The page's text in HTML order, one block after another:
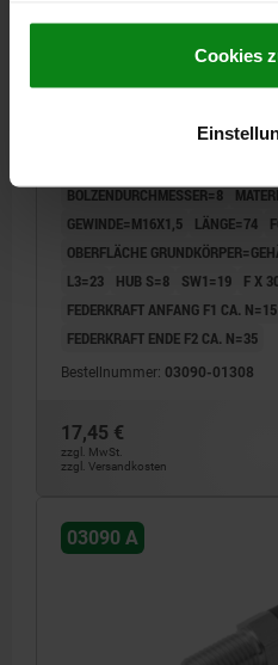
gesammelt haben.Cookie
Datenschutz|
Cookies
OHNE RASTNUT OHNE
GEHÄRTET,
BOLZENDURCHMESSER=8
GEWINDE=M16X1,5
LÄNGE=74
OBERFLÄCHE
L3=23
HUB S=8 SW1=19
F X
FEDERKRAFT ANFANG F1 CA. N=15
FEDERKRAFT ENDE F2 CA. N=35
Bestellnummer: 03090-01308
17,45 €
zzgl. MwSt.
zzgl. Versandkosten
03090 A